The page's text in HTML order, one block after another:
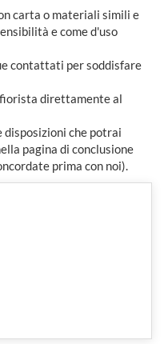
carta o materiali simili e
e come d'uso
contattati per soddisfare
fiorista direttamente al
che potrai
pagina di conclusione
prima con noi).